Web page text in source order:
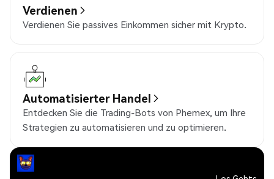
Verdienen
Verdienen Sie passives Einkommen sicher mit Krypto.
Automatisierter Handel
Entdecken Sie die Trading-Bots von Phemex, um Ihre
Strategien zu automatisieren und zu optimieren.